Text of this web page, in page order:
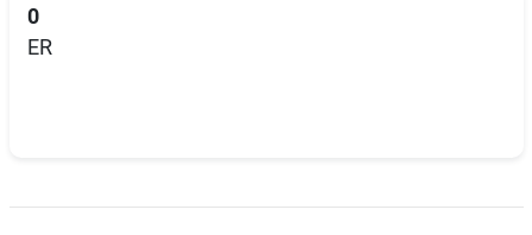
0
ER